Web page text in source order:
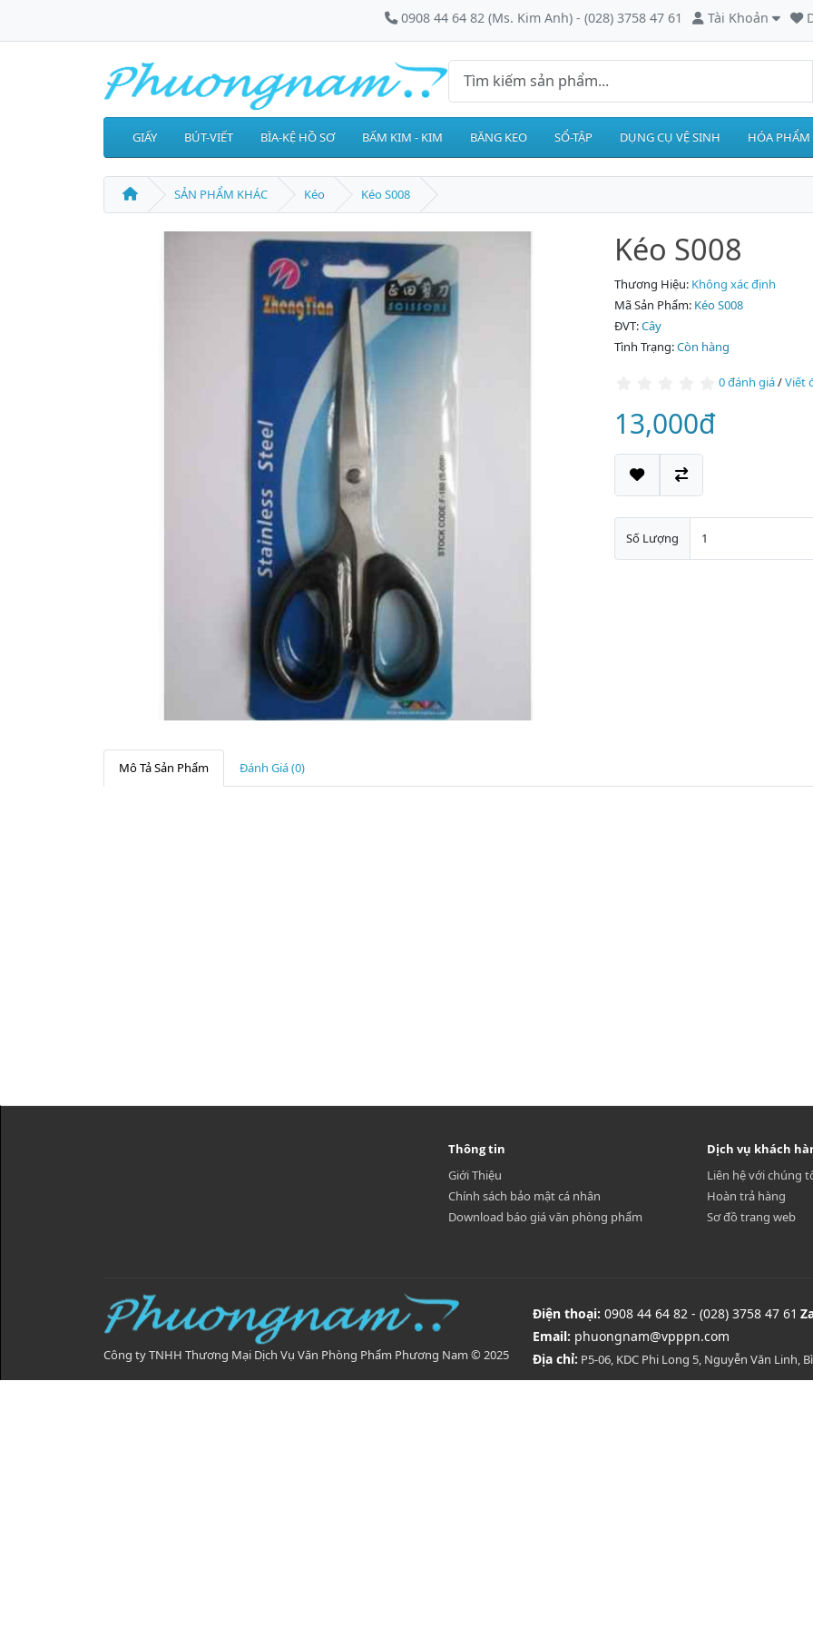
0908 44 64 82 (Ms. Kim Anh) - (028) 3758 47 61 Tài Khoản
GIẤY BÚT-VIẾT BÌA-KỆ HỒ SƠ BẤM KIM - KIM BĂNG KEO SỔ-TẬP DỤNG CỤ VỆ SINH HÓA PHẨM
SẢN PHẨM KHÁC Kéo Kéo S008
Kéo S008
Thương Hiệu: Không xác định
Mã Sản Phẩm: Kéo S008
ĐVT:Cây
Tình Trạng:Còn hàng
0 đánh giá/Viết
13,000đ
Số Lượng
Mô Tả Sản Phẩm Đánh Giá (0)
Thông tin
Giới Thiệu
Chính sách bảo mật cá nhân
Download báo giá văn phòng phẩm
Dịch vụ khách
Liên hệ với chúng
Hoàn trả hàng
Sơ đồ trang web
Công ty TNHH Thương Mại Dịch Vụ Văn Phòng Phẩm Phương Nam © 2025
Điện thoại: 0908 44 64 82 - (028) 3758 47 61
Email: phuongnam@vpppn.com
Địa chỉ: P5-06, KDC Phi Long 5, Nguyễn Văn Linh,